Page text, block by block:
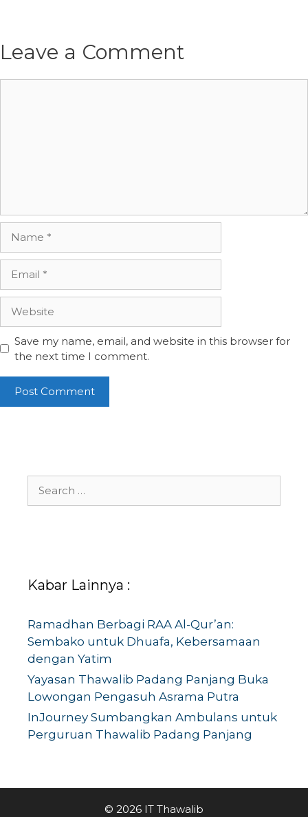
Leave a Comment
Save my name, email, and website in this browser for
the next time I comment.
Kabar Lainnya :
Ramadhan Berbagi RAA Al-Qur’an:
Sembako untuk Dhuafa, Kebersamaan
dengan Yatim
Yayasan Thawalib Padang Panjang Buka
Lowongan Pengasuh Asrama Putra
InJourney Sumbangkan Ambulans untuk
Perguruan Thawalib Padang Panjang
© 2026 IT Thawalib